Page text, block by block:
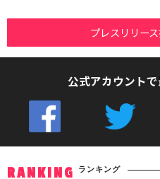
プレスリリー
公式アカウント
RANKING ランキング